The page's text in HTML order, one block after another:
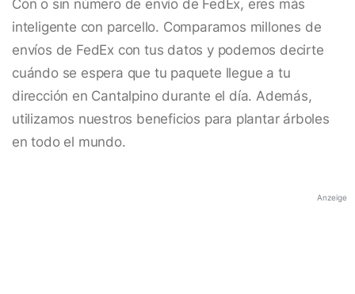
Con o sin número de envío de FedEx, eres más
inteligente con parcello. Comparamos millones de
envíos de FedEx con tus datos y podemos decirte
cuándo se espera que tu paquete llegue a tu
dirección en Cantalpino durante el día. Además,
utilizamos nuestros beneficios para plantar árboles
en todo el mundo.
Anzeige